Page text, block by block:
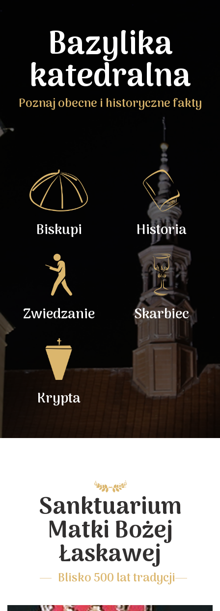
Bazylika
katedralna
Poznaj obecne i historyczne fakty
Biskupi Historia
Zwiedzanie Skarbiec
Krypta
Sanktuarium
Matki Bożej
Łaskawej
Blisko 500 lat tradycji